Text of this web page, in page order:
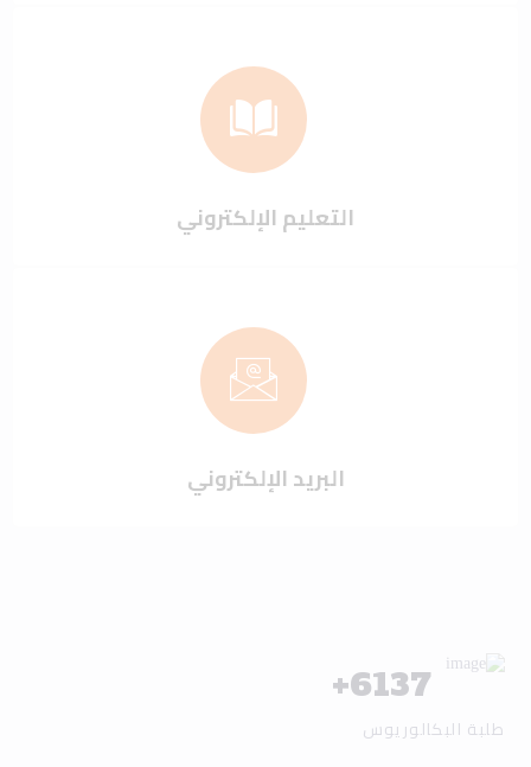
التعليم الإلكتروني
البريد الإلكتروني
6137
+
طلبة البكالوريوس